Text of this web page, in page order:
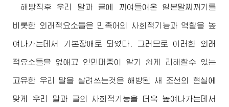
해방직후 우리 말과 글에 끼여들어온 일본말찌꺼기를
비롯한 외래적요소들은 민족어의 사회적기능과 역할을 높
여나가는데서 기본장애로 되였다. 그러므로 이러한 외래
적요소들을 없애고 인민대중이 알기 쉽게 리해할수 있는
고유한 우리 말을 살려쓰는것은 해방된 새 조선의 현실에
맞게 우리 말과 글의 사회적기능을 더욱 높여나가는데서